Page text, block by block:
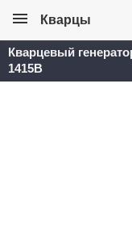
Кварцы
Кварцевый
1415B